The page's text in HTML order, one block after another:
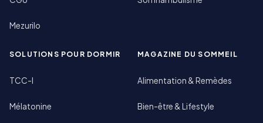
Mezurilo
SOLUTIONS POUR DORMIR
TCC-I
Mélatonine
MAGAZINE DU SOMMEIL
Alimentation & Remèdes
Bien-être & Lifestyle